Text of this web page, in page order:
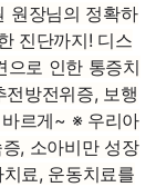
원장님의 정확하
진단까지! 디스
으로 인한 통증치
방전위증, 보행
르게~ ※ 우리아
, 소아비만 성장
료, 운동치료를